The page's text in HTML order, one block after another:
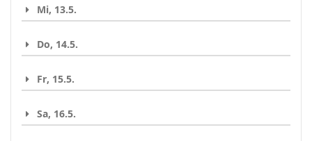
Mi, 13.5.
Do, 14.5.
Fr, 15.5.
Sa, 16.5.